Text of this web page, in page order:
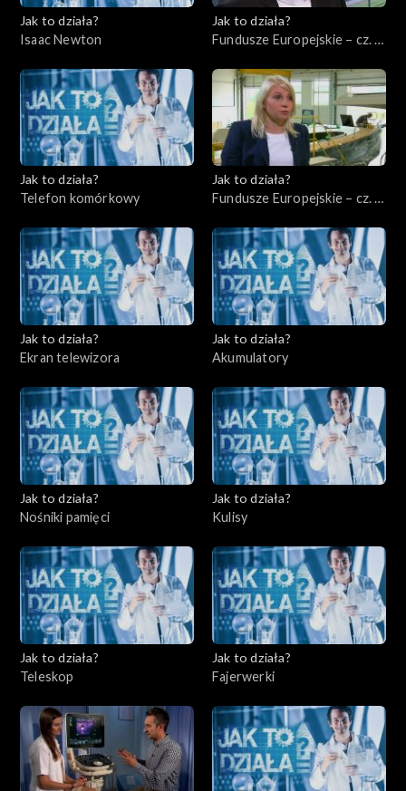
Jak to działa?
Isaac Newton
Jak to działa?
Fundusze Europejskie – cz. 8,
Jak to działa?
Telefon komórkowy
Jak to działa?
Fundusze Europejskie – cz. 9,
Jak to działa?
Ekran telewizora
Jak to działa?
Akumulatory
Jak to działa?
Nośniki pamięci
Jak to działa?
Kulisy
Jak to działa?
Teleskop
Jak to działa?
Fajerwerki